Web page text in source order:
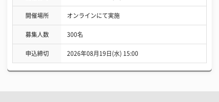
開催場所 オンラインにて実施
募集人数 300名
申込締切 2026年08月19日(水) 15:00